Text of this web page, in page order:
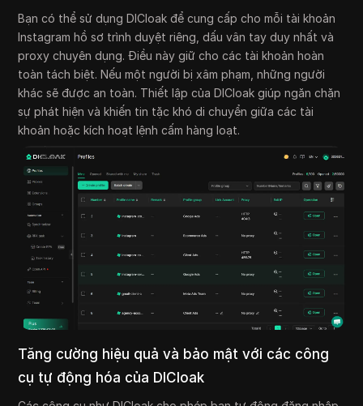
Bạn có thể sử dụng DICloak để cung cấp cho mỗi tài khoản
Instagram hồ sơ trình duyệt riêng, dấu vân tay duy nhất và
proxy chuyên dụng. Điều này giữ cho các tài khoản hoàn
toàn tách biệt. Nếu một người bị xâm phạm, những người
khác sẽ được an toàn. Thiết lập của DICloak giúp ngăn chặn
sự phát hiện và khiến tin tặc khó di chuyển giữa các tài
khoản hoặc kích hoạt lệnh cấm hàng loạt.
Tăng cường hiệu quả và bảo mật với các công
cụ tự động hóa của DICloak